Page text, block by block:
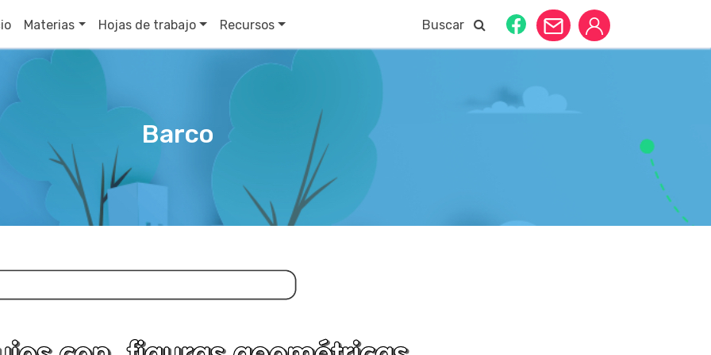
Materias Hojas de trabajo Recursos Buscar
Barco